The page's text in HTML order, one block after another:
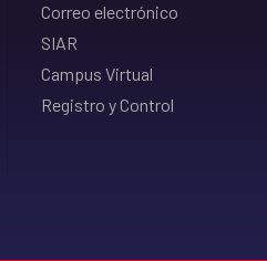
Correo electrónico
SIAR
Campus Virtual
Registro y Control